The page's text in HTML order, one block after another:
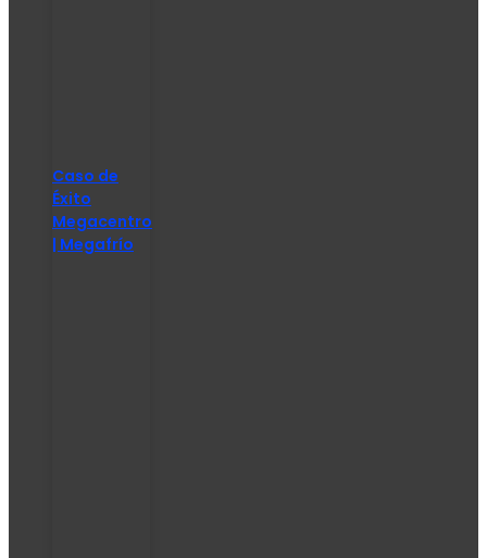
Caso de
Éxito
Megacentro
| Megafrío